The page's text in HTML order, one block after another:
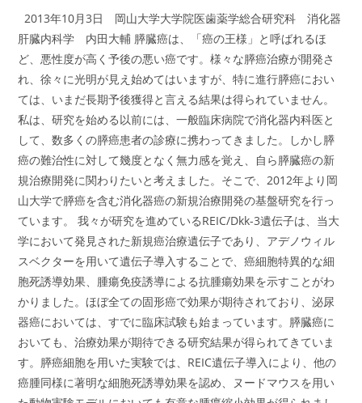
2013年10月3日 岡山大学大学院医歯薬学総合研究科 消化器
肝臓内科学 内田大輔 膵臓癌は、「癌の王様」と呼ばれるほ
ど、悪性度が高く予後の悪い癌です。様々な膵癌治療が開発さ
れ、徐々に光明が見え始めてはいますが、特に進行膵癌におい
ては、いまだ長期予後獲得と言える結果は得られていません。
私は、研究を始める以前には、一般臨床病院で消化器内科医と
して、数多くの膵癌患者の診療に携わってきました。しかし膵
癌の難治性に対して幾度となく無力感を覚え、自ら膵臓癌の新
規治療開発に関わりたいと考えました。そこで、2012年より岡
山大学で膵癌を含む消化器癌の新規治療開発の基盤研究を行っ
ています。 我々が研究を進めているREIC/Dkk-3遺伝子は、当大
学において発見された新規癌治療遺伝子であり、アデノウィル
スベクターを用いて遺伝子導入することで、癌細胞特異的な細
胞死誘導効果、腫瘍免疫誘導による抗腫瘍効果を示すことがわ
かりました。ほぼ全ての固形癌で効果が期待されており、泌尿
器癌においては、すでに臨床試験も始まっています。膵臓癌に
おいても、治療効果が期待できる研究結果が得られてきていま
す。膵癌細胞を用いた実験では、REIC遺伝子導入により、他の
癌腫同様に著明な細胞死誘導効果を認め、ヌードマウスを用い